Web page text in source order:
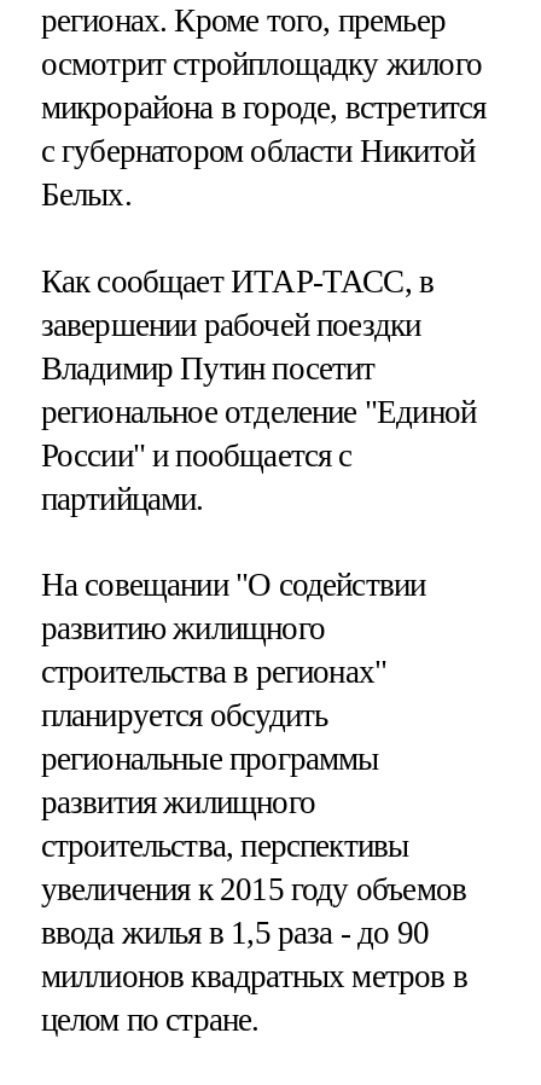
регионах. Кроме того, премьер
осмотрит стройплощадку жилого
микрорайона в городе, встретится
с губернатором области Никитой
Белых.
Как сообщает ИТАР-ТАСС, в
завершении рабочей поездки
Владимир Путин посетит
региональное отделение "Единой
России" и пообщается с
партийцами.
На совещании "О содействии
развитию жилищного
строительства в регионах"
планируется обсудить
региональные программы
развития жилищного
строительства, перспективы
увеличения к 2015 году объемов
ввода жилья в 1,5 раза - до 90
миллионов квадратных метров в
целом по стране.